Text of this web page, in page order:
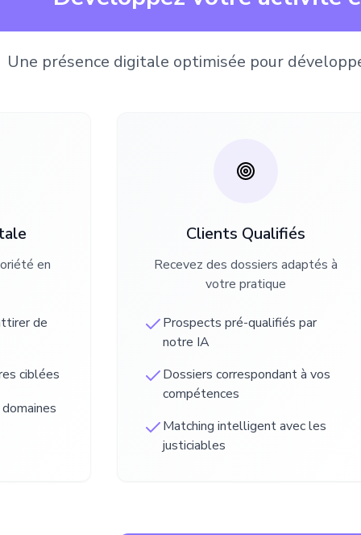
Une présence digitale optimisée pour
en
de
ciblées
Clients Qualifiés
Recevez des dossiers adaptés à
votre pratique
Prospects pré-qualifiés par
notre IA
Dossiers correspondant à vos
compétences
Matching intelligent avec les
justiciables